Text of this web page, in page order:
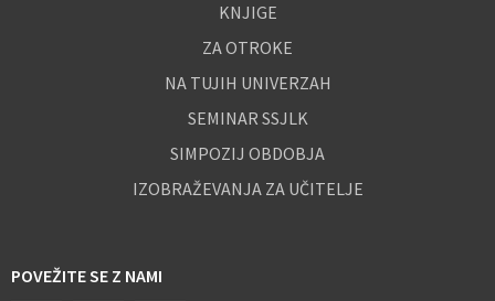
KNJIGE
ZA OTROKE
NA TUJIH UNIVERZAH
SEMINAR SSJLK
SIMPOZIJ OBDOBJA
IZOBRAŽEVANJA ZA UČITELJE
POVEŽITE SE Z NAMI